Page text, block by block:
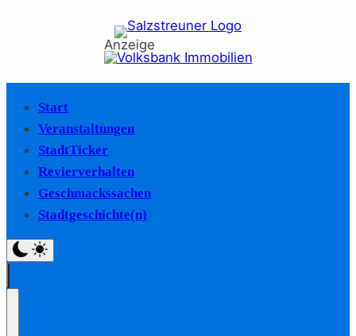
Anzeige
Start
Veranstaltungen
StadtTicker
Revierverhalten
Geschmackssachen
Stadtgeschichte(n)